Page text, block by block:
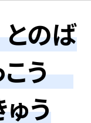
のば
こう
う